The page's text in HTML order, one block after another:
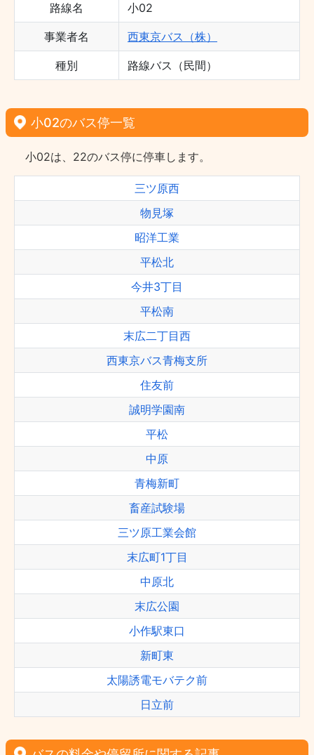
路線名 小02
事業者名 西東京バス（株）
種別 路線バス（民間）
小02のバス停一覧
小02は、22のバス停に停車します。
三ツ原西
物見塚
昭洋工業
平松北
今井3丁目
平松南
末広二丁目西
西東京バス青梅支所
住友前
誠明学園南
平松
中原
青梅新町
畜産試験場
三ツ原工業会館
末広町1丁目
中原北
末広公園
小作駅東口
新町東
太陽誘電モバテク前
日立前